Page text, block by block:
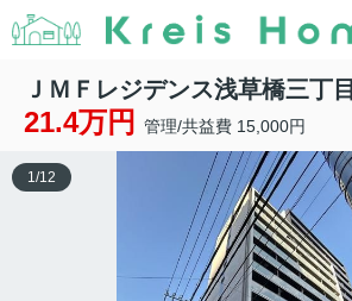
ＪＭＦレジデンス浅草橋三丁目
21.4万円 管理/共益費 15,000円
1/12